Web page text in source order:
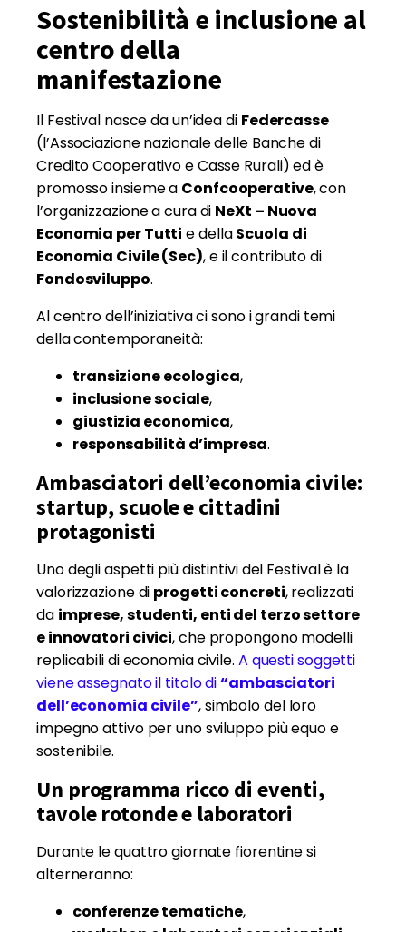
Sostenibilità e inclusione al
centro della
manifestazione
Il Festival nasce da un’idea di Federcasse
(l’Associazione nazionale delle Banche di
Credito Cooperativo e Casse Rurali) ed è
promosso insieme a Confcooperative, con
l’organizzazione a cura di NeXt – Nuova
Economia per Tutti e dellaScuola di
Economia Civile (Sec), e il contributo di
Fondosviluppo.
Al centro dell’iniziativa ci sono i grandi temi
della contemporaneità:
transizione ecologica,
inclusione sociale,
giustizia economica,
responsabilità d’impresa.
Ambasciatori dell’economia civile:
startup, scuole e cittadini
protagonisti
Uno degli aspetti più distintivi del Festival è la
valorizzazione di progetti concreti, realizzati
da imprese, studenti, enti del terzo settore
e innovatori civici, che propongono modelli
replicabili di economia civile. A questi soggetti
viene assegnato il titolo di“ambasciatori
dell’economia civile”, simbolo del loro
impegno attivo per uno sviluppo più equo e
sostenibile.
Un programma ricco di eventi,
tavole rotonde e laboratori
Durante le quattro giornate fiorentine si
alterneranno:
conferenze tematiche,